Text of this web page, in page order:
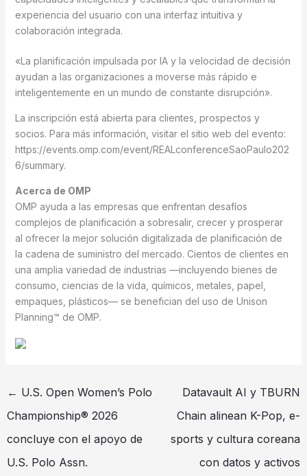
experiencia del usuario con una interfaz intuitiva y
colaboración integrada.
«La planificación impulsada por IA y la velocidad de decisión
ayudan a las organizaciones a moverse más rápido e
inteligentemente en un mundo de constante disrupción».
La inscripción está abierta para clientes, prospectos y
socios. Para más información, visitar el sitio web del evento:
https://events.omp.com/event/REALconferenceSaoPaulo202
6/summary.
Acerca de OMP
OMP ayuda a las empresas que enfrentan desafíos
complejos de planificación a sobresalir, crecer y prosperar
al ofrecer la mejor solución digitalizada de planificación de
la cadena de suministro del mercado. Cientos de clientes en
una amplia variedad de industrias —incluyendo bienes de
consumo, ciencias de la vida, químicos, metales, papel,
empaques, plásticos— se benefician del uso de Unison
Planning™ de OMP.
← U.S. Open Women’s Polo
Championship® 2026
concluye con el apoyo de
U.S. Polo Assn.
Datavault AI y TBURN
Chain alinean K-Pop, e-
sports y cultura coreana
con datos y activos